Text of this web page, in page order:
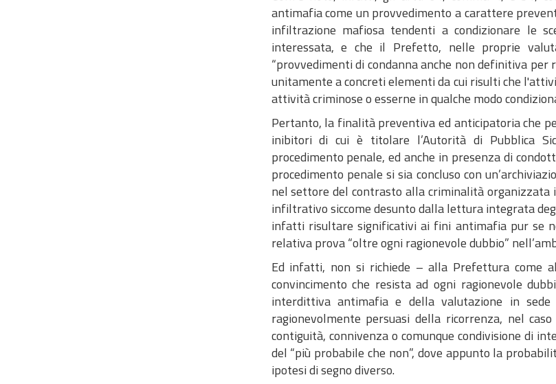
antimafia come un provvedimento a carattere
infiltrazione mafiosa tendenti a condizionare le
interessata, e che il Prefetto, nelle proprie
“provvedimenti di condanna anche non definitiva
unitamente a concreti elementi da cui risulti che
attività criminose o esserne in qualche modo
Pertanto, la finalità preventiva ed anticipatoria che
inibitori di cui è titolare l’Autorità di Pubblica
procedimento penale, ed anche in presenza di
procedimento penale si sia concluso con
nel settore del contrasto alla criminalità
infiltrativo siccome desunto dalla lettura integrata
infatti risultare significativi ai fini antimafia pur se
relativa prova “oltre ogni ragionevole dubbio”
Ed infatti, non si richiede – alla Prefettura come
convincimento che resista ad ogni ragionevole
interdittiva antimafia e della valutazione in
ragionevolmente persuasi della ricorrenza, nel
contiguità, connivenza o comunque condivisione di
del “più probabile che non”, dove appunto la
ipotesi di segno diverso.